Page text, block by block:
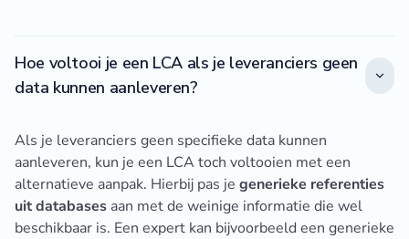
Hoe voltooi je een LCA als je leveranciers geen
data kunnen aanleveren?
Als je leveranciers geen specifieke data kunnen
aanleveren, kun je een LCA toch voltooien met een
alternatieve aanpak. Hierbij pas je generieke referenties
uit databases aan met de weinige informatie die wel
beschikbaar is. Een expert kan bijvoorbeeld een generieke